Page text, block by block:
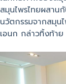
สมุนไพรไทยผสานกั
นวัตกรรมจากสมุน
เอนก กล่าวทิ้งท้าย